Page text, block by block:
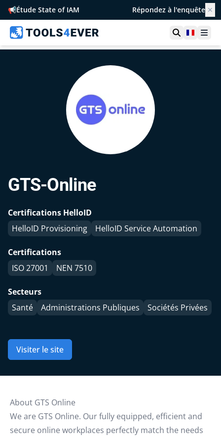
📢Étude State of IAM Répondez à l'enquête ✕
Ouvrir la
France
GTS-Online
Certifications HelloID
HelloID Provisioning
HelloID Service Automation
Certifications
ISO 27001
NEN 7510
Secteurs
Santé
Administrations Publiques Sociétés Privées
Visiter le site
About GTS Online
We are GTS Online. Our fully equipped, efficient and
secure online workplaces perfectly match the needs